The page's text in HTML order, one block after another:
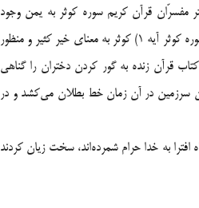
مفسرّان قرآن كريم سوره كوثر به يمن وجود
حضرت فاطمه زهرا(س)‌ بر پيامبر نازل شده و آنجا كه مي‌فرمايد «ما تو را [چشمه] كوثر داديم» (سوره كوثر آيه 1)‌ كوثر به معناي خير كثير و منظور
در آيه 140 سوره انعام‌ ششمين سوره كتاب قرآن زنده به گور كردن دختران را گناهي
سرزمين در آن زمان خط بطلان مي‌كشد و در
به خدا حرام شمرده‌اند، سخت زيان كردند